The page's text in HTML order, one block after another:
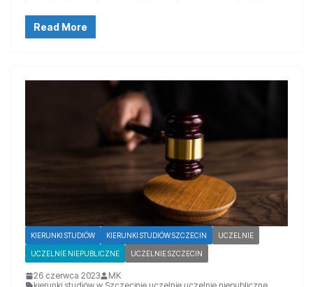
Read More
KIERUNKI STUDIÓW KIERUNKI STUDIÓW SZCZECIN UCZELNIE
UCZELNIE NIEPUBLICZNE UCZELNIE SZCZECIN
26 czerwca 2023
MK